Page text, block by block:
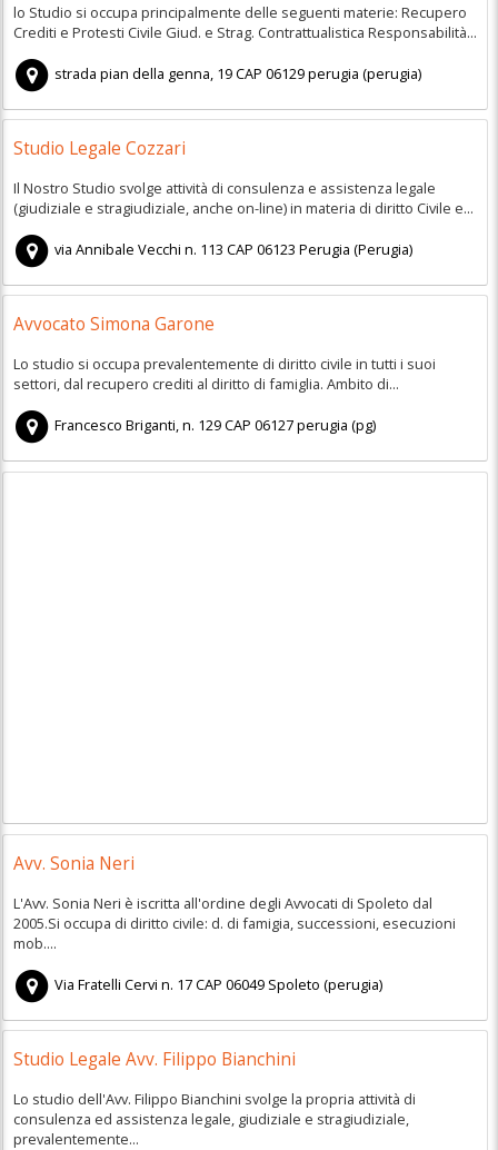
lo Studio si occupa principalmente delle seguenti materie: Recupero
Crediti e Protesti Civile Giud. e Strag. Contrattualistica Responsabilità...
strada pian della genna, 19CAP06129perugia (perugia)
Studio Legale Cozzari
Il Nostro Studio svolge attività di consulenza e assistenza legale
(giudiziale e stragiudiziale, anche on-line) in materia di diritto Civile e...
via Annibale Vecchi n. 113 CAP06123 Perugia (Perugia)
Avvocato Simona Garone
Lo studio si occupa prevalentemente di diritto civile in tutti i suoi
settori, dal recupero crediti al diritto di famiglia. Ambito di...
Francesco Briganti, n. 129CAP06127perugia (pg)
Avv. Sonia Neri
L'Avv. Sonia Neri è iscritta all'ordine degli Avvocati di Spoleto dal
2005.Si occupa di diritto civile: d. di famigia, successioni, esecuzioni
mob....
Via Fratelli Cervi n. 17CAP06049 Spoleto (perugia)
Studio Legale Avv. Filippo Bianchini
Lo studio dell'Avv. Filippo Bianchini svolge la propria attività di
consulenza ed assistenza legale, giudiziale e stragiudiziale,
prevalentemente...